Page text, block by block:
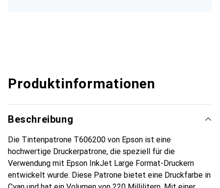
Produktinformationen
Beschreibung
Die Tintenpatrone T606200 von Epson ist eine
hochwertige Druckerpatrone, die speziell für die
Verwendung mit Epson InkJet Large Format-Druckern
entwickelt wurde. Diese Patrone bietet eine Druckfarbe in